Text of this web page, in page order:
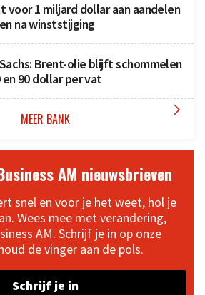
voor 1 miljard dollar aan aandelen
na winststijging
Brent-olie blijft schommelen
en 90 dollar per vat
MEER BANK 
AM nieuwsbrieven
snel en voor je het weet, hol je
Wees mee met verandering,
AM. Schrijf je in op onze
de vinger aan de pols.
Schrijf je in